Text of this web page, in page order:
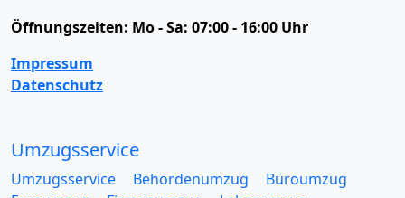
Öffnungszeiten: Mo - Sa: 07:00 - 16:00 Uhr
Impressum
Datenschutz
Umzugsservice
Umzugsservice Behördenumzug
Büroumzug